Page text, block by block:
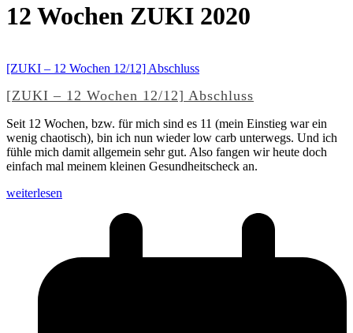
12 Wochen ZUKI 2020
[ZUKI – 12 Wochen 12/12] Abschluss
[ZUKI – 12 Wochen 12/12] Abschluss
Seit 12 Wochen, bzw. für mich sind es 11 (mein Einstieg war ein
wenig chaotisch), bin ich nun wieder low carb unterwegs. Und ich
fühle mich damit allgemein sehr gut. Also fangen wir heute doch
einfach mal meinem kleinen Gesundheitscheck an.
weiterlesen